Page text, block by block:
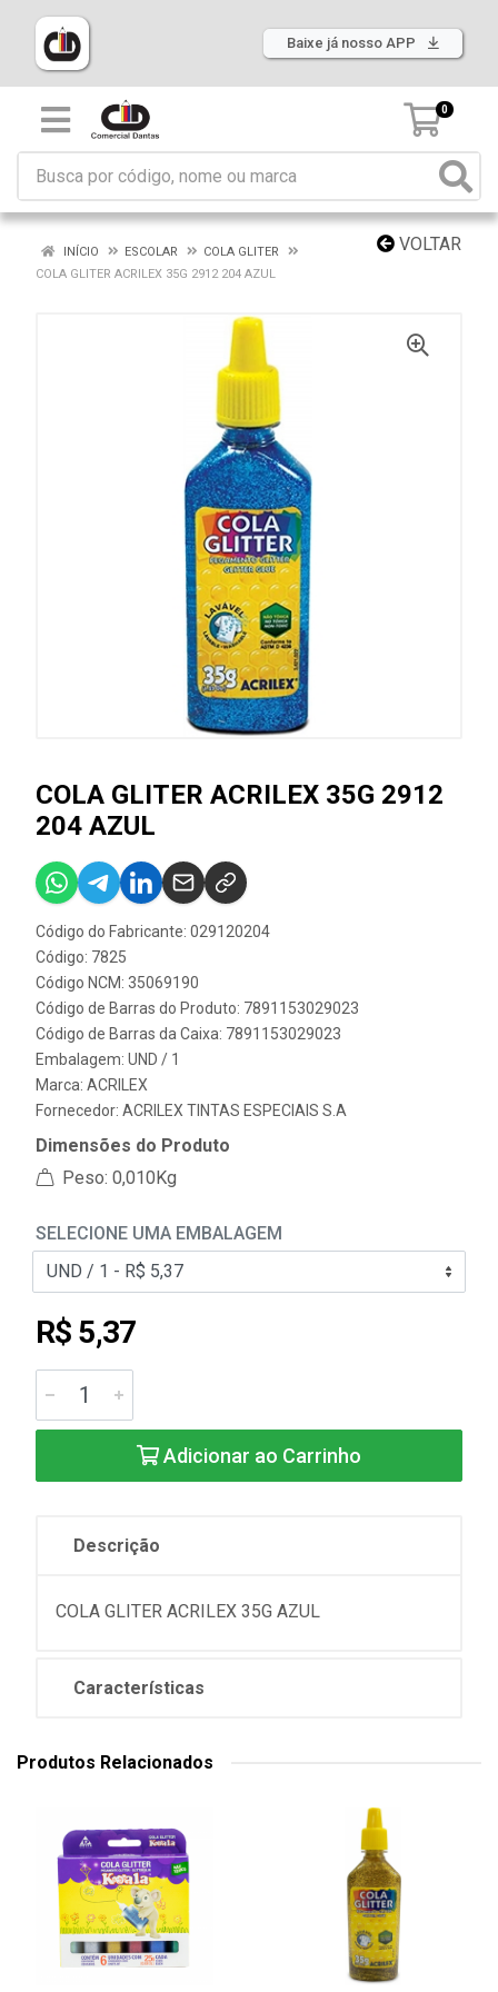
Baixe já nosso APP
0
VOLTAR
INÍCIO ESCOLAR
COLA GLITER
COLA GLITER ACRILEX 35G 2912 204 AZUL
COLA GLITER ACRILEX 35G 2912
204 AZUL
Código do Fabricante: 029120204
Código: 7825
Código NCM: 35069190
Código de Barras do Produto: 7891153029023
Código de Barras da Caixa: 7891153029023
Embalagem: UND / 1
Marca: ACRILEX
Fornecedor: ACRILEX TINTAS ESPECIAIS S.A
Dimensões do Produto
Peso: 0,010Kg
SELECIONE UMA EMBALAGEM
R$ 5,37
Adicionar ao Carrinho
Descrição
COLA GLITER ACRILEX 35G AZUL
Características
Produtos Relacionados